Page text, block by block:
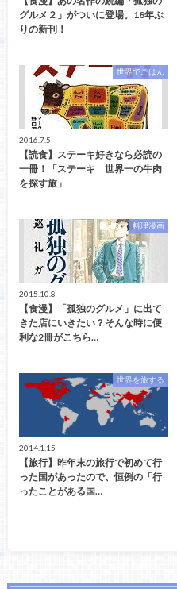
グルメ２」がついに登場。18年ぶ
りの新刊！
世界でごはん
2016.7.5
【読食】ステーキ好きなら必読の
一冊！「ステーキ 世界一の牛肉
を探す旅」
料理漫画
2015.10.8
【食漫】「孤独のグルメ」に出て
きた店にいきたい？そんな時に便
利な2冊がこちら…
世界を旅する
2014.1.15
【旅行】昨年末の旅行で初めて行
った国があったので、恒例の「行
ったことがある国…